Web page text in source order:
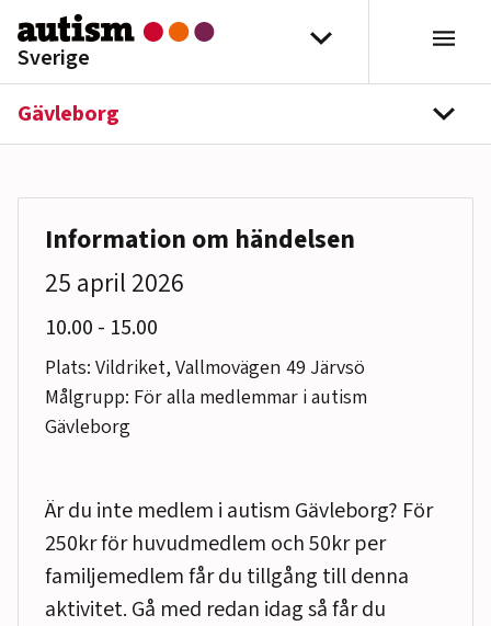
Hoppa till innehåll
Sverige
Välj distrikt
Gävleborg
Information om händelsen
25 april 2026
10.00 till
- 15.00
Plats: Vildriket, Vallmovägen 49 Järvsö
Målgrupp: För alla medlemmar i autism
Gävleborg
Är du inte medlem i autism Gävleborg? För
250kr för huvudmedlem och 50kr per
familjemedlem får du tillgång till denna
aktivitet. Gå med redan idag så får du